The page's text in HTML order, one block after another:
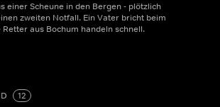
einer Scheune in den Bergen - plötzlich
zweiten Notfall. Ein Vater bricht beim
Retter aus Bochum handeln schnell.
12